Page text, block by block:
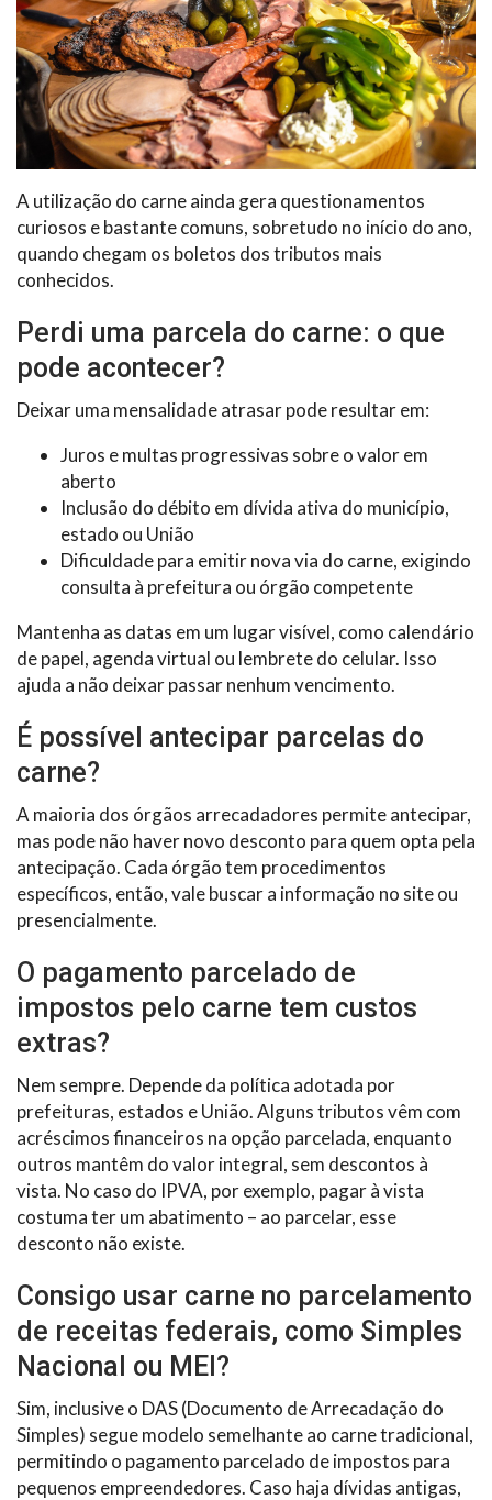
A utilização do carne ainda gera questionamentos
curiosos e bastante comuns, sobretudo no início do ano,
quando chegam os boletos dos tributos mais
conhecidos.
Perdi uma parcela do carne: o que
pode acontecer?
Deixar uma mensalidade atrasar pode resultar em:
Juros e multas progressivas sobre o valor em
aberto
Inclusão do débito em dívida ativa do município,
estado ou União
Dificuldade para emitir nova via do carne, exigindo
consulta à prefeitura ou órgão competente
Mantenha as datas em um lugar visível, como calendário
de papel, agenda virtual ou lembrete do celular. Isso
ajuda a não deixar passar nenhum vencimento.
É possível antecipar parcelas do
carne?
A maioria dos órgãos arrecadadores permite antecipar,
mas pode não haver novo desconto para quem opta pela
antecipação. Cada órgão tem procedimentos
específicos, então, vale buscar a informação no site ou
presencialmente.
O pagamento parcelado de
impostos pelo carne tem custos
extras?
Nem sempre. Depende da política adotada por
prefeituras, estados e União. Alguns tributos vêm com
acréscimos financeiros na opção parcelada, enquanto
outros mantêm do valor integral, sem descontos à
vista. No caso do IPVA, por exemplo, pagar à vista
costuma ter um abatimento – ao parcelar, esse
desconto não existe.
Consigo usar carne no parcelamento
de receitas federais, como Simples
Nacional ou MEI?
Sim, inclusive o DAS (Documento de Arrecadação do
Simples) segue modelo semelhante ao carne tradicional,
permitindo o pagamento parcelado de impostos para
pequenos empreendedores. Caso haja dívidas antigas,